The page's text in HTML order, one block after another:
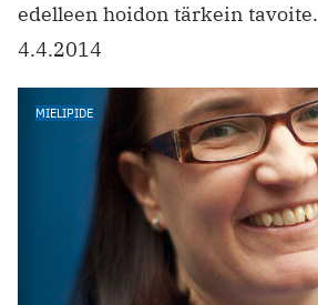
edelleen hoidon tärkein tavoite.
4.4.2014
MIELIPIDE